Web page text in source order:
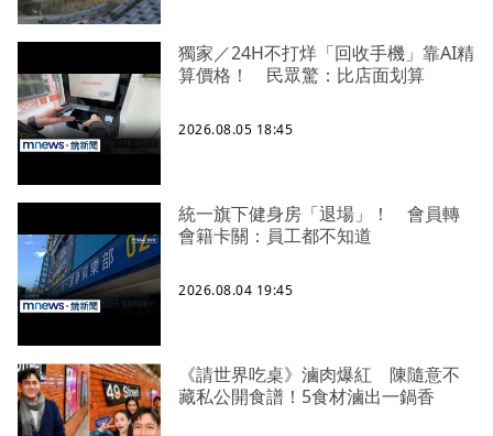
獨家／24H不打烊「回收手機」靠AI精
算價格！ 民眾驚：比店面划算
2026.08.05 18:45
統一旗下健身房「退場」！ 會員轉
會籍卡關：員工都不知道
2026.08.04 19:45
《請世界吃桌》滷肉爆紅 陳隨意不
藏私公開食譜！5食材滷出一鍋香